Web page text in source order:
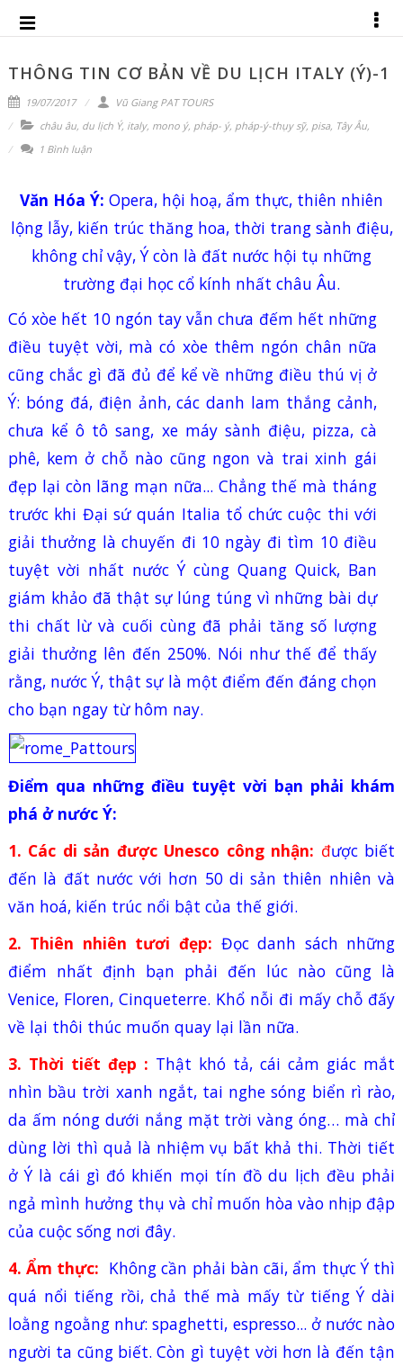
THÔNG TIN CƠ BẢN VỀ DU LỊCH ITALY (Ý)-1
19/07/2017
Vũ Giang PAT TOURS
châu âu, du lịch Ý, italy, mono ý, pháp- ý, pháp-ý-thụy sỹ, pisa, Tây Âu,
1 Bình luận
Văn Hóa Ý: Opera, hội hoạ, ẩm thực, thiên nhiên
lộng lẫy, kiến trúc thăng hoa, thời trang sành điệu,
không chỉ vậy, Ý còn là đất nước hội tụ những
trường đại học cổ kính nhất châu Âu.
Có xòe hết 10 ngón tay vẫn chưa đếm hết những
điều tuyệt vời, mà có xòe thêm ngón chân nữa
cũng chắc gì đã đủ để kể về những điều thú vị ở
Ý: bóng đá, điện ảnh, các danh lam thắng cảnh,
chưa kể ô tô sang, xe máy sành điệu, pizza, cà
phê, kem ở chỗ nào cũng ngon và trai xinh gái
đẹp lại còn lãng mạn nữa... Chẳng thế mà tháng
trước khi Đại sứ quán Italia tổ chức cuộc thi với
giải thưởng là chuyến đi 10 ngày đi tìm 10 điều
tuyệt vời nhất nước Ý cùng Quang Quick, Ban
giám khảo đã thật sự lúng túng vì những bài dự
thi chất lừ và cuối cùng đã phải tăng số lượng
giải thưởng lên đến 250%. Nói như thế để thấy
rằng, nước Ý, thật sự là một điểm đến đáng chọn
cho bạn ngay từ hôm nay.
Điểm qua những điều tuyệt vời bạn phải khám
phá ở nước Ý:
1. Các di sản được Unesco công nhận: được biết
đến là đất nước với hơn 50 di sản thiên nhiên và
văn hoá, kiến trúc nổi bật của thế giới.
2. Thiên nhiên tươi đẹp: Đọc danh sách những
điểm nhất định bạn phải đến lúc nào cũng là
Venice, Floren, Cinqueterre. Khổ nỗi đi mấy chỗ đấy
về lại thôi thúc muốn quay lại lần nữa.
3. Thời tiết đẹp : Thật khó tả, cái cảm giác mắt
nhìn bầu trời xanh ngắt, tai nghe sóng biển rì rào,
da ấm nóng dưới nắng mặt trời vàng óng… mà chỉ
dùng lời thì quả là nhiệm vụ bất khả thi. Thời tiết
ở Ý là cái gì đó khiến mọi tín đồ du lịch đều phải
ngả mình hưởng thụ và chỉ muốn hòa vào nhịp đập
của cuộc sống nơi đây.
4. Ẩm thực: Không cần phải bàn cãi, ẩm thực Ý thì
quá nổi tiếng rồi, chả thế mà mấy từ tiếng Ý dài
loằng ngoằng như: spaghetti, espresso... ở nước nào
người ta cũng biết. Còn gì tuyệt vời hơn là đến tận